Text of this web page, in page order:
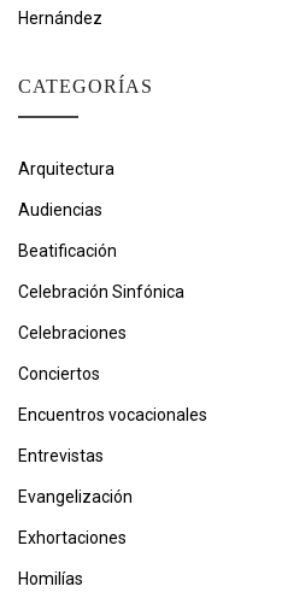
Hernández
CATEGORÍAS
Arquitectura
Audiencias
Beatificación
Celebración Sinfónica
Celebraciones
Conciertos
Encuentros vocacionales
Entrevistas
Evangelización
Exhortaciones
Homilías